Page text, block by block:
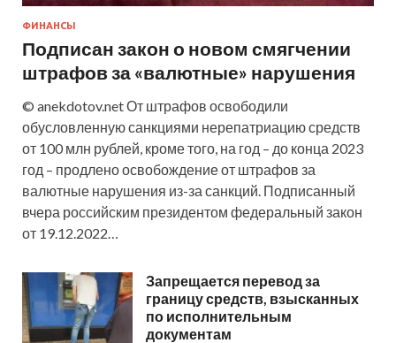
ФИНАНСЫ
Подписан закон о новом смягчении
штрафов за «валютные» нарушения
© anekdotov.net От штрафов освободили
обусловленную санкциями нерепатриацию средств
от 100 млн рублей, кроме того, на год – до конца 2023
год – продлено освобождение от штрафов за
валютные нарушения из-за санкций. Подписанный
вчера российским президентом федеральный закон
от 19.12.2022…
Запрещается перевод за
границу средств, взысканных
по исполнительным
документам